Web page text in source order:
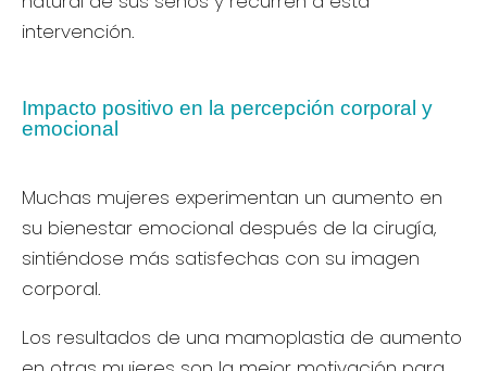
intervención.
Impacto positivo en la percepción corporal y
emocional
Muchas mujeres experimentan un aumento en
su bienestar emocional después de la cirugía,
sintiéndose más satisfechas con su imagen
corporal.
Los resultados de una mamoplastia de aumento